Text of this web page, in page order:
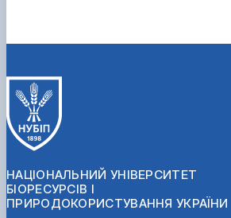
НАЦІОНАЛЬНИЙ УНІВЕРСИТЕТ
БІОРЕСУРСІВ І
ПРИРОДОКОРИСТУВАННЯ УКРАЇНИ